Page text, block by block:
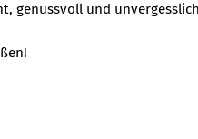
genussvoll und